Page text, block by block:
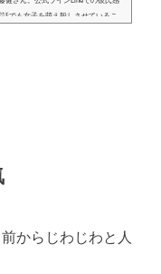
でも女子を萌え殺しさせているこ
からじわじわと人